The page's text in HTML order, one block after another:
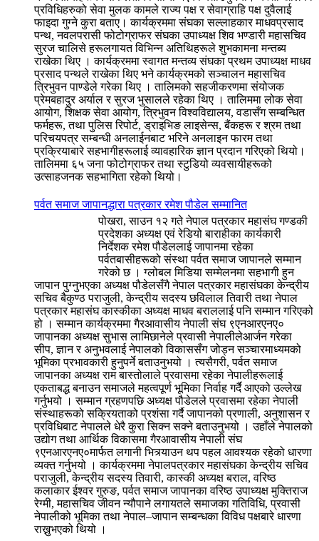
प्रविधिहरुको सेवा मुलक कामले राज्य पक्ष र सेवाग्राहि पक्ष दुवैलाई
फाइदा गुग्ने कुरा बताए। कार्यक्रममा संघका सल्लाहकार माधवप्रसाद
पन्थ, नवलपरासी फोटोग्राफर संघका उपाध्यक्ष शिव भण्डारी महासचिव
सुरज चालिसे हरूलगायत विभिन्न अतिथिहरूले शुभकामना मन्तब्य
राखेका थिए । कार्यक्रममा स्वागत मन्तव्य संघका प्रथम उपाध्यक्ष माधव
प्रसाद पन्थले राखेका थिए भने कार्यक्रमको सञ्चालन महासचिव
त्रिभुवन पाण्डेले गरेका थिए । तालिमको सहजीकरणमा संयोजक
प्रेमबहादुर अर्याल र सुरज भुसालले रहेका थिए । तालिममा लोक सेवा
आयोग, शिक्षक सेवा आयोग, त्रिभुवन विश्वविद्यालय, वडासँग सम्बन्धित
फर्महरू, तथा पुलिस रिपोर्ट, ड्राइभिङ लाइसेन्स, बैंकहरू र श्रम तथा
परिचयपत्र सम्बन्धी अनलाईनबाट भरिने अनलाइन फारम तथा
प्रक्रियाबारे सहभागीहरूलाई व्यावहारिक ज्ञान प्रदान गरिएको थियो।
तालिममा ६५ जना फोटोग्राफर तथा स्टुडियो व्यवसायीहरूको
उत्साहजनक सहभागिता रहेको थियो।
पर्वत समाज जापानद्धारा पत्रकार रमेश पौडेल सम्मानित
पोखरा, साउन १२ गते नेपाल पत्रकार महासंघ गण्डकी
प्रदेशका अध्यक्ष एवं रेडियो बाराहीका कार्यकारी
निर्देशक रमेश पौडेललाई जापानमा रहेका
पर्वतबासीहरूको संस्था पर्वत समाज जापानले सम्मान
गरेको छ । ग्लोबल मिडिया सम्मेलनमा सहभागी हुन
जापान पुग्नुभएका अध्यक्ष पौडेलसँगै नेपाल पत्रकार महासंघका केन्द्रीय
सचिव बैकुण्ठ पराजुली, केन्द्रीय सदस्य छविलाल तिवारी तथा नेपाल
पत्रकार महासंघ कास्कीका अध्यक्ष माधव बराललाई पनि सम्मान गरिएको
हो । सम्मान कार्यक्रममा गैरआवासीय नेपाली संघ ९एनआरएनए०
जापानका अध्यक्ष सुभास लामिछानेले प्रवासी नेपालीलेआर्जन गरेका
सीप, ज्ञान र अनुभवलाई नेपालको विकाससँग जोड्न सञ्चारमाध्यमको
भूमिका प्रभावकारी हुनुपर्ने बताउनुभयो । त्यसैगरी, पर्वत समाज
जापानका अध्यक्ष राम बास्तोलाले प्रवासमा रहेका नेपालीहरूलाई
एकताबद्ध बनाउन समाजले महत्वपूर्ण भूमिका निर्वाह गर्दै आएको उल्लेख
गर्नुभयो । सम्मान ग्रहणपछि अध्यक्ष पौडेलले प्रवासमा रहेका नेपाली
संस्थाहरूको सक्रियताको प्रशंसा गर्दै जापानको प्रणाली, अनुशासन र
प्रविधिबाट नेपालले धेरै कुरा सिक्न सक्ने बताउनुभयो । उहाँले नेपालको
उद्योग तथा आर्थिक विकासमा गैरआवासीय नेपाली संघ
९एनआरएनए०मार्फत लगानी भित्र्याउन थप पहल आवश्यक रहेको धारणा
व्यक्त गर्नुभयो । कार्यक्रममा नेपालपत्रकार महासंघका केन्द्रीय सचिव
पराजुली, केन्द्रीय सदस्य तिवारी, कास्की अध्यक्ष बराल, वरिष्ठ
कलाकार ईश्वर गुरुङ, पर्वत समाज जापानका वरिष्ठ उपाध्यक्ष मुक्तिराज
रेग्मी, महासचिव जीवन न्यौपाने लगायतले समाजका गतिविधि, प्रवासी
नेपालीको भूमिका तथा नेपाल–जापान सम्बन्धका विविध पक्षबारे धारणा
राख्नुभएको थियो ।